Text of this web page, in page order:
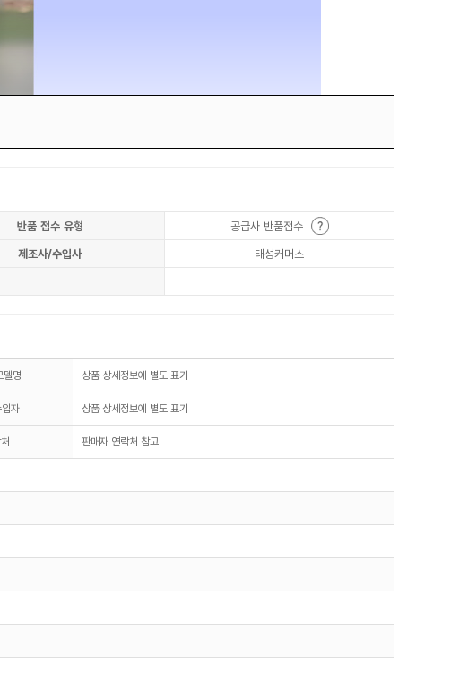
반품 접수 유형
공급사 반품접수
제조사/수입사
태성커머스
델명 상품 상세정보에 별도 표기
자 상품 상세정보에 별도 표기
판매자 연락처 참고